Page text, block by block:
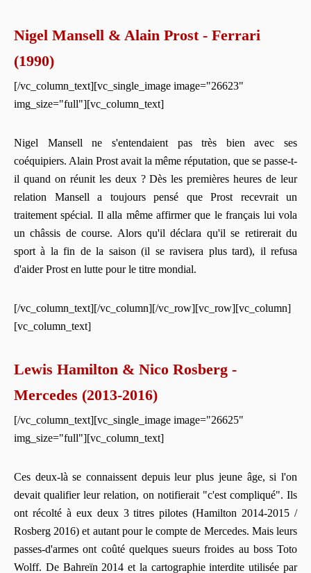
Nigel Mansell & Alain Prost - Ferrari
(1990)
[/vc_column_text][vc_single_image image="26623"
img_size="full"][vc_column_text]
Nigel Mansell ne s'entendaient pas très bien avec ses
coéquipiers. Alain Prost avait la même réputation, que se passe-t-
il quand on réunit les deux ? Dès les premières heures de leur
relation Mansell a toujours pensé que Prost recevrait un
traitement spécial. Il alla même affirmer que le français lui vola
un châssis de course. Alors qu'il déclara qu'il se retirerait du
sport à la fin de la saison (il se ravisera plus tard), il refusa
d'aider Prost en lutte pour le titre mondial.
[/vc_column_text][/vc_column][/vc_row][vc_row][vc_column]
[vc_column_text]
Lewis Hamilton & Nico Rosberg -
Mercedes (2013-2016)
[/vc_column_text][vc_single_image image="26625"
img_size="full"][vc_column_text]
Ces deux-là se connaissent depuis leur plus jeune âge, si l'on
devait qualifier leur relation, on notifierait "c'est compliqué". Ils
ont récolté à eux deux 3 titres pilotes (Hamilton 2014-2015 /
Rosberg 2016) et autant pour le compte de Mercedes. Mais leurs
passes-d'armes ont coûté quelques sueurs froides au boss Toto
Wolff. De Bahreïn 2014 et la cartographie interdite utilisée par